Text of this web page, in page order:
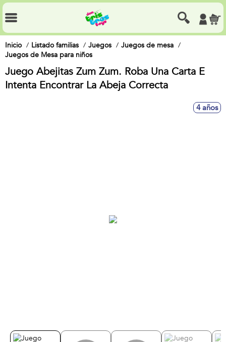
Inicio Listado familias Juegos
Juegos de mesa
Juegos de Mesa para niños
Juego Abejitas Zum Zum. Roba Una Carta E
Intenta Encontrar La Abeja Correcta
4 años